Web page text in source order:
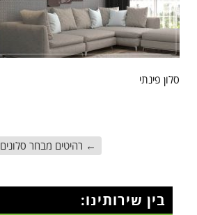
סלון פינתי
← רהיטים מבחר סלונים
בין שירותינו: